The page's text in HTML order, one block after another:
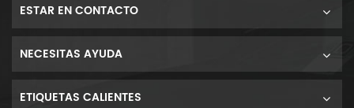
ESTAR EN CONTACTO
NECESITAS AYUDA
ETIQUETAS CALIENTES